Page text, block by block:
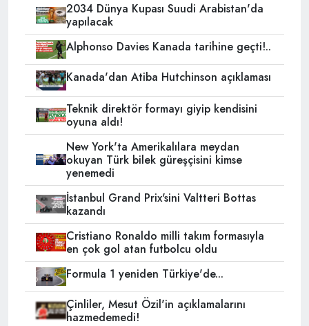
2034 Dünya Kupası Suudi Arabistan'da
yapılacak
Alphonso Davies Kanada tarihine geçti!..
Kanada'dan Atiba Hutchinson açıklaması
Teknik direktör formayı giyip kendisini
oyuna aldı!
New York'ta Amerikalılara meydan
okuyan Türk bilek güreşçisini kimse
yenemedi
İstanbul Grand Prix'sini Valtteri Bottas
kazandı
Cristiano Ronaldo milli takım formasıyla
en çok gol atan futbolcu oldu
Formula 1 yeniden Türkiye'de...
Çinliler, Mesut Özil'in açıklamalarını
hazmedemedi!